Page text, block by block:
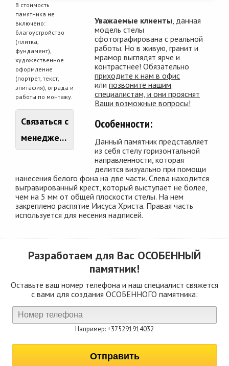
В стоимость
памятника не
включено:
благоустройство
(плитка,
фундамент),
художественное
оформление
(портрет, текст,
эпитафия), ограда и
работы по монтажу.
Связаться с
менеджером
Уважаемые клиенты , данная
модель стелы
сфотографирована с реальной
работы. Но в живую, гранит и
мрамор выглядят ярче и
контрастнее! Обязательно
приходите к нам в офис
илипозвоните нашим
специалистам, и они прояснят
Ваши возможные вопросы!
Особенности:
Данный памятник представляет
из себя стелу горизонтальной
направленности, которая
делится визуально при помощи
нанесения белого фона на две части. Слева находится
выгравированный крест, который выступает не более,
чем на 5 мм от общей плоскости стелы. На нем
закреплено распятие Иисуса Христа. Правая часть
используется для несения надписей.
Разработаем для Вас ОСОБЕННЫЙ
памятник!
Оставьте ваш номер телефона и наш специалист свяжется
с вами для создания ОСОБЕННОГО памятника:
Например: +375291914032